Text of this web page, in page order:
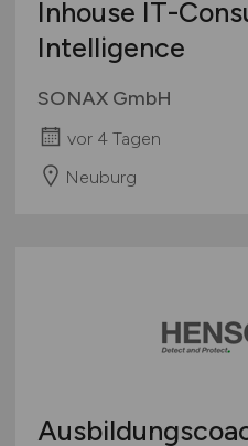
Inhouse IT-
Intelligence
SONAX GmbH
vor 4 Tagen
Neuburg